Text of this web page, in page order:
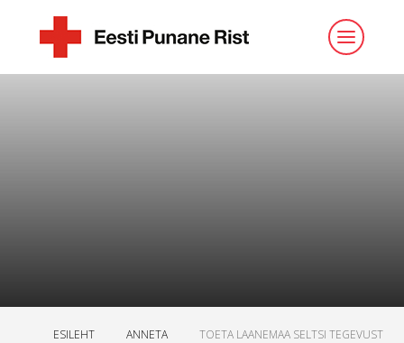
ESILEHT ANNETA TOETA LAANEMAA SELTSI TEGEVUST